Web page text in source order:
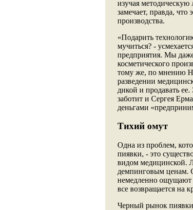
изучая
замечает, правда, что
производства.
«Подарить
мучиться? -
предприятия. Мы даже
косметического
тому же, по мнению
разведении
дикой и продавать
заботит и Сергея
деньгами
Тихий омут
Одна из проблем,
пиявки, - это
видом медицинской.
демпинговым ценам.
немедленно ощущают
все возвращается на
Черный рынок